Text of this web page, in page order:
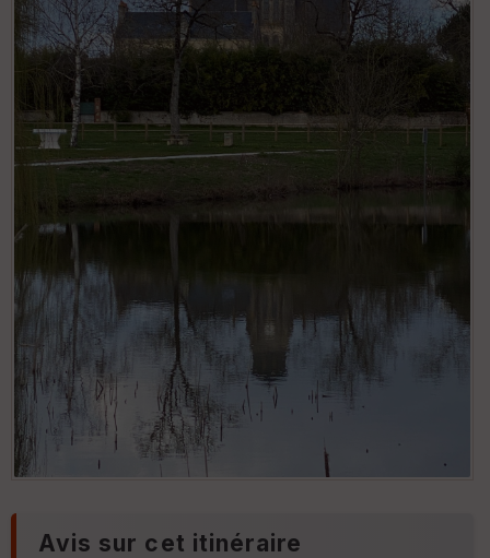
Avis sur cet itinéraire